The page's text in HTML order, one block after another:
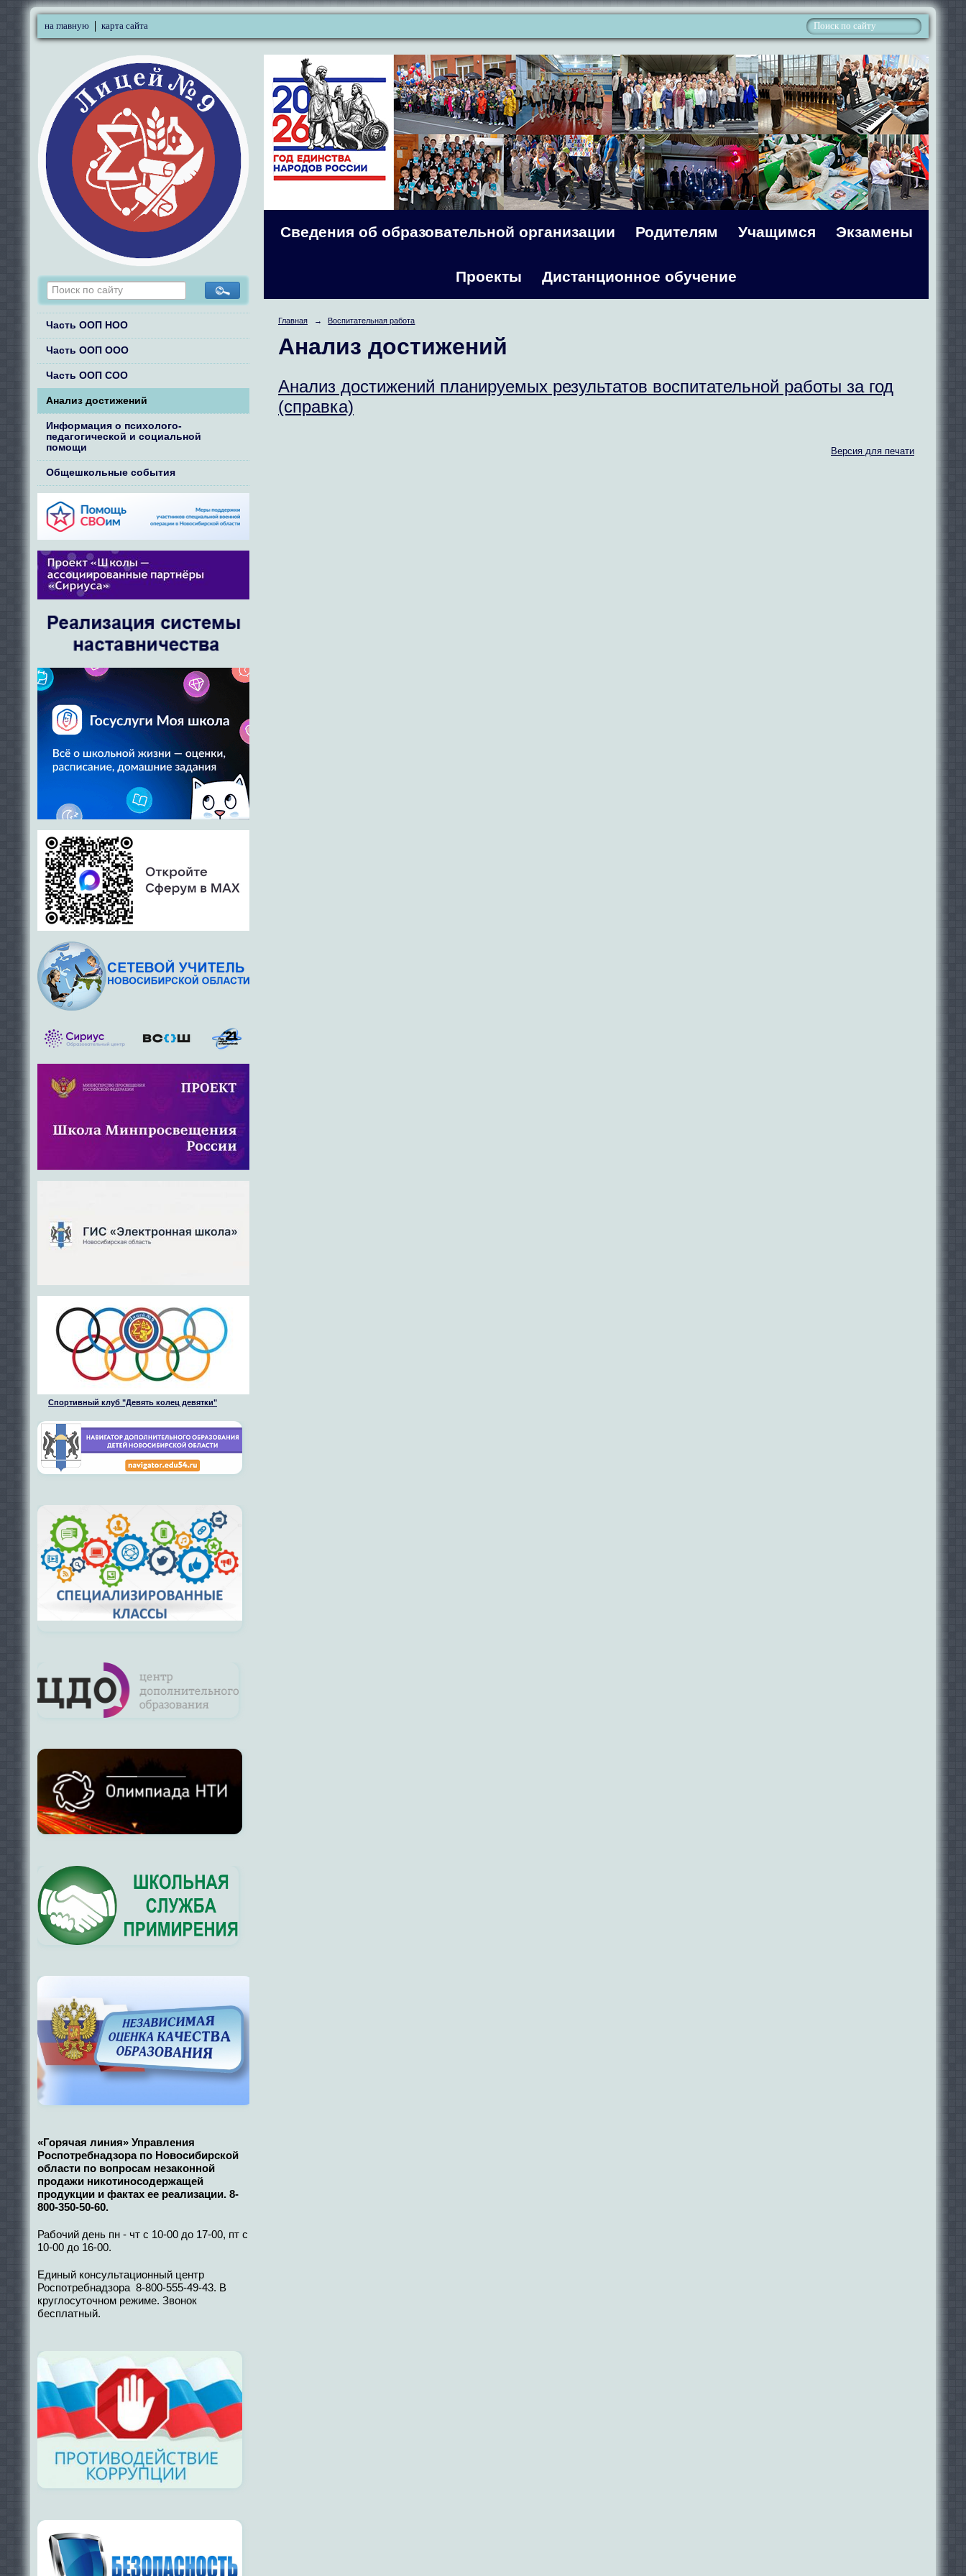
на главную карта сайта
Часть ООП НОО
Часть ООП ООО
Часть ООП СОО
Анализ достижений
Информация о психолого-
педагогической и социальной
помощи
Общешкольные события
Спортивный клуб "Девять колец девятки"
«Горячая линия» Управления
Роспотребнадзора по Новосибирской
области по вопросам незаконной
продажи никотиносодержащей
продукции и фактах ее реализации. 8-
800-350-50-60.
Рабочий день пн - чт с 10-00 до 17-00, пт с
10-00 до 16-00.
Единый консультационный центр
Роспотребнадзора 8-800-555-49-43. В
круглосуточном режиме. Звонок
бесплатный.
Сведения об образовательной организации Родителям Учащимся Экзамены
Проекты Дистанционное обучение
Главная → Воспитательная работа
Анализ достижений
Анализ достижений планируемых результатов воспитательной работы за год
(справка)
Версия для печати